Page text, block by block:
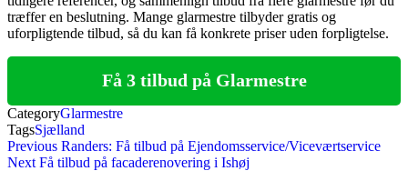
træffer en beslutning. Mange glarmestre tilbyder gratis og
uforpligtende tilbud, så du kan få konkrete priser uden forpligtelse.
Få 3 tilbud på Glarmestre
CategoryGlarmestre
TagsSjælland
Indlægsnavigation
Previous
Post
Previous Randers: Få tilbud på Ejendomsservice/Viceværtservice
Next
Next Få tilbud på facaderenovering i Ishøj